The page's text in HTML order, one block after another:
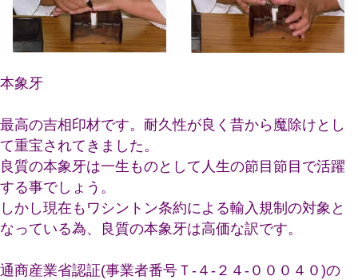
本象牙
最高の吉相印材です。耐久性が良く昔から魔除けとし
て重宝されてきました。
良質の本象牙は一生ものとして人生の節目節目で活躍
する事でしょう。
しかし現在もワシントン条約による輸入規制の対象と
なっている為、良質の本象牙は高価な訳です。
通商産業省認証(事業者番号Ｔ-４-２４-０００４０)の